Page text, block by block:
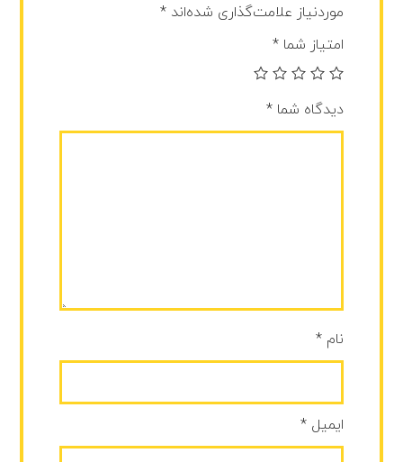
موردنیاز علامت‌گذاری شده‌اند*
امتیاز شما*
دیدگاه شما*
نام*
ایمیل*